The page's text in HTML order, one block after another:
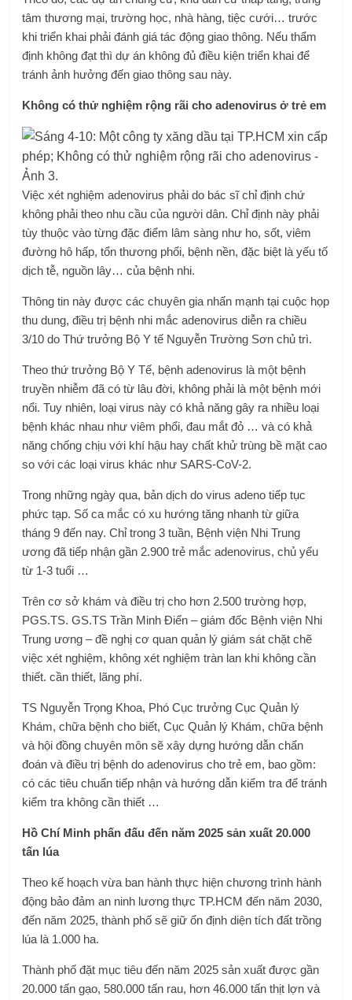
tâm thương mại, trường học, nhà hàng, tiệc cưới… trước
khi triển khai phải đánh giá tác động giao thông. Nếu thẩm
định không đạt thì dự án không đủ điều kiện triển khai để
tránh ảnh hưởng đến giao thông sau này.
Không có thử nghiệm rộng rãi cho adenovirus ở trẻ em
Việc xét nghiệm adenovirus phải do bác sĩ chỉ định chứ
không phải theo nhu cầu của người dân. Chỉ định này phải
tùy thuộc vào từng đặc điểm lâm sàng như ho, sốt, viêm
đường hô hấp, tổn thương phổi, bệnh nền, đặc biệt là yếu tố
dịch tễ, nguồn lây… của bệnh nhi.
Thông tin này được các chuyên gia nhấn mạnh tại cuộc họp
thu dung, điều trị bệnh nhi mắc adenovirus diễn ra chiều
3/10 do Thứ trưởng Bộ Y tế Nguyễn Trường Sơn chủ trì.
Theo thứ trưởng Bộ Y Tế, bệnh adenovirus là một bệnh
truyền nhiễm đã có từ lâu đời, không phải là một bệnh mới
nổi. Tuy nhiên, loại virus này có khả năng gây ra nhiều loại
bệnh khác nhau như viêm phổi, đau mắt đỏ … và có khả
năng chống chịu với khí hậu hay chất khử trùng bề mặt cao
so với các loại virus khác như SARS-CoV-2.
Trong những ngày qua, bản dịch dovirus adenotiếp tục
phức tạp. Số ca mắc có xu hướng tăng nhanh từ giữa
tháng 9 đến nay. Chỉ trong 3 tuần, Bệnh viện Nhi Trung
ương đã tiếp nhận gần 2.900 trẻ mắc adenovirus, chủ yếu
từ 1-3 tuổi …
Trên cơ sở khám và điều trị cho hơn 2.500 trường hợp,
PGS.TS. GS.TS Trần Minh Điển – giám đốc Bệnh viện Nhi
Trung ương – đề nghị cơ quan quản lý giám sát chặt chẽ
việc xét nghiệm, không xét nghiệm tràn lan khi không cần
thiết. cần thiết, lãng phí.
TS Nguyễn Trọng Khoa, Phó Cục trưởng Cục Quản lý
Khám, chữa bệnh cho biết, Cục Quản lý Khám, chữa bệnh
và hội đồng chuyên môn sẽ xây dựng hướng dẫn chẩn
đoán và điều trị bệnh do adenovirus cho trẻ em, bao gồm:
có các tiêu chuẩn tiếp nhận và hướng dẫn kiểm tra để tránh
kiểm tra không cần thiết …
Hồ Chí Minh phấn đấu đến năm 2025 sản xuất 20.000
tấn lúa
Theo kế hoạch vừa ban hành thực hiện chương trình hành
động bảo đảm an ninh lương thực TP.HCM đến năm 2030,
đến năm 2025, thành phố sẽ giữ ổn định diện tích đất trồng
lúa là 1.000 ha.
Thành phố đặt mục tiêu đến năm 2025 sản xuất được gần
20.000 tấn gạo, 580.000 tấn rau, hơn 46.000 tấn thịt lợn và